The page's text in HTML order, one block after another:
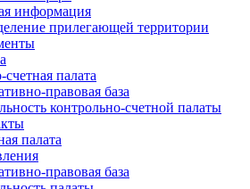
информация
прилегающей территории
палата
правовая база
контрольно-счетной палаты
палата
правовая база